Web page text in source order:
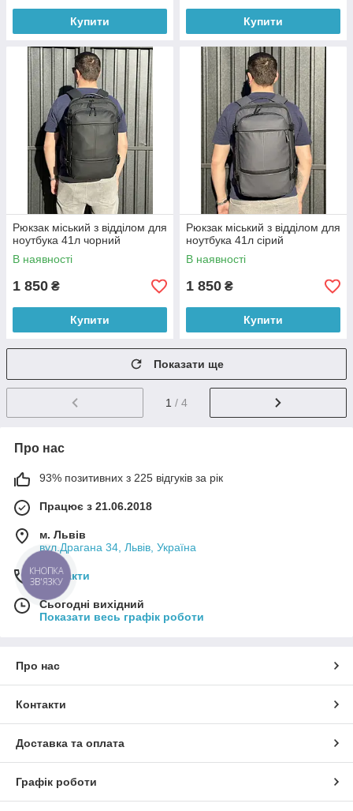
Купити Купити
Рюкзак міський з відділом для
ноутбука 41л чорний
В наявності
1 850 ₴
Купити
Рюкзак міський з відділом для
ноутбука 41л сірий
В наявності
1 850 ₴
Купити
Показати ще
1 / 4
Про нас
93% позитивних з 225 відгуків за рік
Працює з 21.06.2018
м. Львів
вул.Драгана 34, Львів, Україна
Контакти
Сьогодні вихідний
Показати весь графік роботи
Про нас
Контакти
Доставка та оплата
Графік роботи
КНОПКА
ЗВ'ЯЗКУ